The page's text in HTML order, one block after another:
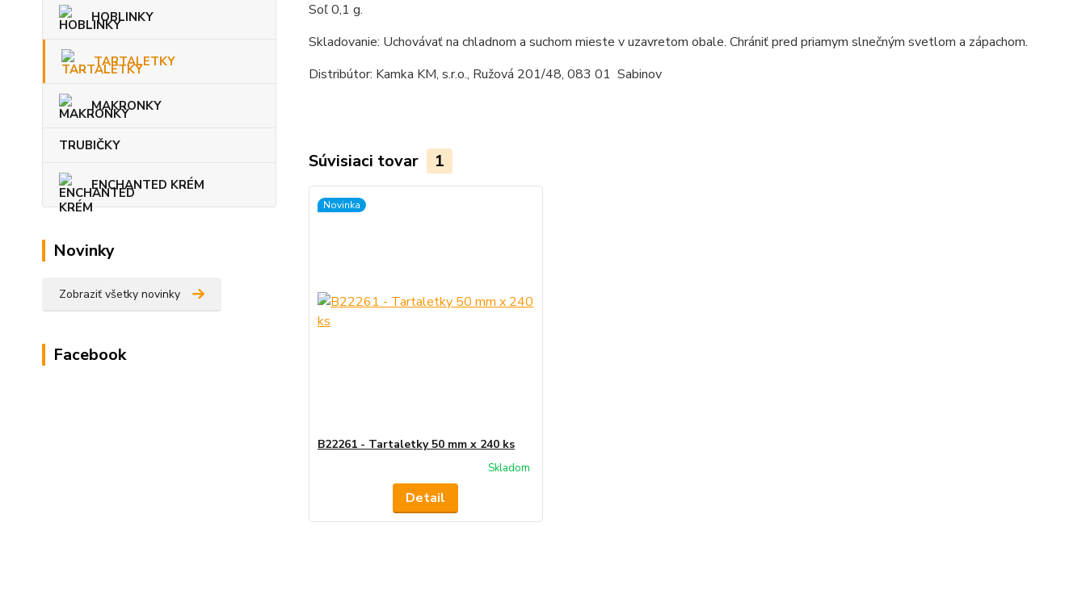
HOBLINKY
TARTALETKY
MAKRONKY
TRUBIČKY
ENCHANTED KRÉM
Novinky
Zobraziť všetky novinky
Facebook
Soľ 0,1 g.
Skladovanie: Uchovávať na chladnom a suchom mieste v uzavretom obale. Chrániť pred priamym slnečným svetlom a zápachom.
Distribútor: Kamka KM, s.r.o., Ružová 201/48, 083 01 Sabinov
Súvisiaci tovar 1
Novinka
B22261 - Tartaletky 50 mm x 240 ks
Skladom
Detail